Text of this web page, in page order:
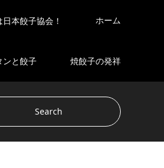
本餃子協会！ ホーム
ンと餃子 焼餃子の発祥